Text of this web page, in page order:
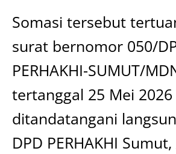
Somasi tersebut
surat bernomor 050/
PERHAKHI-SUMUT/
tertanggal 25 Mei
ditandatangani
DPD PERHAKHI